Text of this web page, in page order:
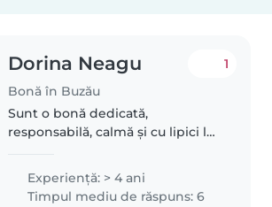
Dorina Neagu
Bonă în Buzău
1
Sunt o bonă dedicată,
responsabilă, calmă și cu lipici la
3 ani și jumătate că bonă la o
familie cu 3 fetițe și consider că
Experienţă: > 4 ani
Timpul mediu de răspuns: 6